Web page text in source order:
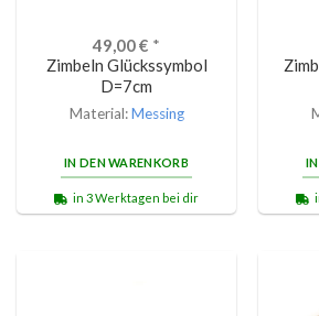
49,00€ *
Zimbeln Glückssymbol
D=7cm
Material:Messing
IN DEN WARENKORB
in 3 Werktagen bei dir